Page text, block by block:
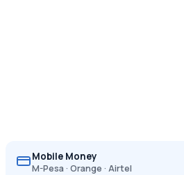
Mobile Money
M-Pesa · Orange · Airtel